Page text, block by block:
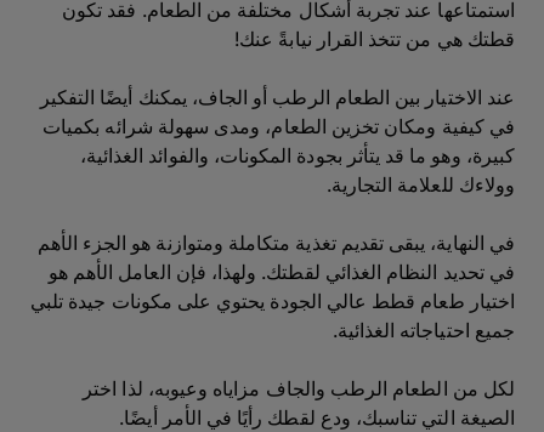
استمتاعها عند تجربة أشكال مختلفة من الطعام. فقد تكون
قطتك هي من تتخذ القرار نيابةً عنك!
عند الاختيار بين الطعام الرطب أو الجاف، يمكنك أيضًا التفكير
في كيفية ومكان تخزين الطعام، ومدى سهولة شرائه بكميات
كبيرة، وهو ما قد يتأثر بجودة المكونات، والفوائد الغذائية،
وولاءك للعلامة التجارية.
في النهاية، يبقى تقديم تغذية متكاملة ومتوازنة هو الجزء الأهم
في تحديد النظام الغذائي لقطتك. ولهذا، فإن العامل الأهم هو
اختيار طعام قطط عالي الجودة يحتوي على مكونات جيدة تلبي
جميع احتياجاته الغذائية.
لكل من الطعام الرطب والجاف مزاياه وعيوبه، لذا اختر
الصيغة التي تناسبك، ودع لقطك رأيًا في الأمر أيضًا.